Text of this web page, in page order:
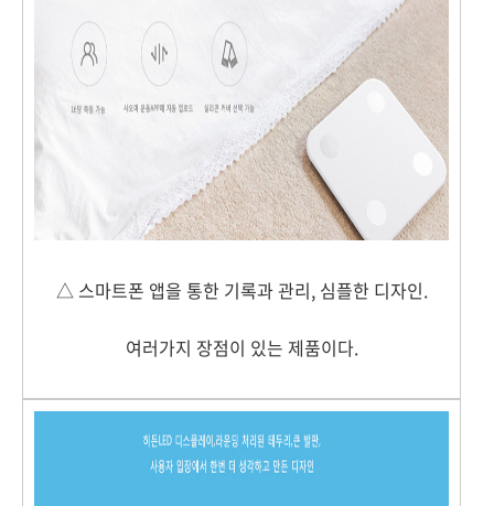
△ 스마트폰 앱을 통한 기록과 관리, 심플한 디자인.
여러가지 장점이 있는 제품이다.